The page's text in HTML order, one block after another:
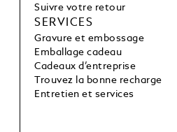
Suivre votre retour
SERVICES
Gravure et embossage
Emballage cadeau
Cadeaux d’entreprise
Trouvez la bonne recharge
Entretien et services